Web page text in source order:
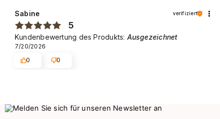
Sabine verifiziert
5
Kundenbewertung des Produkts: Ausgezeichnet
7/20/2026
0
0